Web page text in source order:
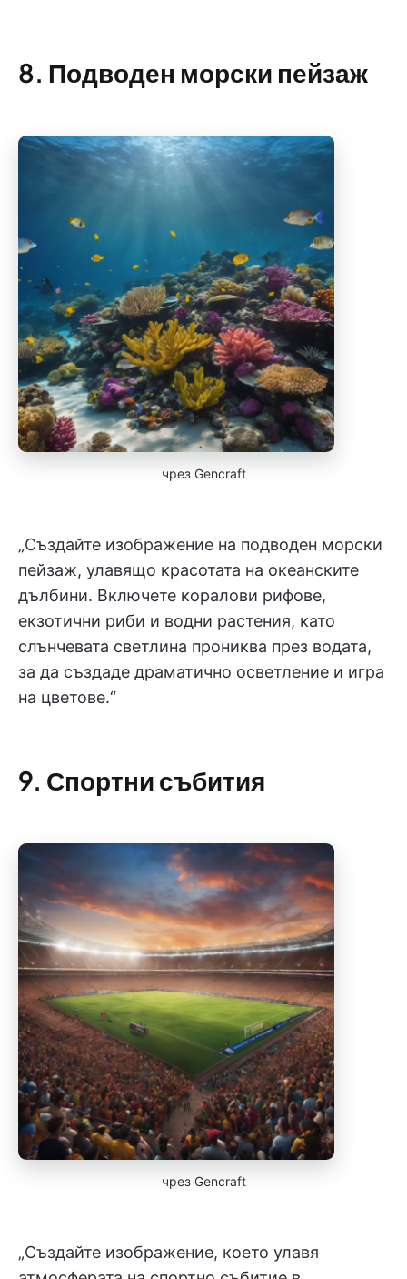
8. Подводен морски пейзаж
чрез Gencraft
„Създайте изображение на подводен морски
пейзаж, улавящо красотата на океанските
дълбини. Включете коралови рифове,
екзотични риби и водни растения, като
слънчевата светлина прониква през водата,
за да създаде драматично осветление и игра
на цветове.“
9. Спортни събития
чрез Gencraft
„Създайте изображение, което улавя